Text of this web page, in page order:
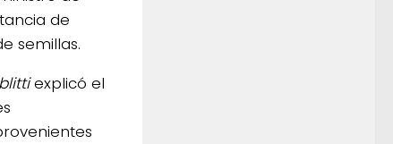
de
semillas.
explicó el